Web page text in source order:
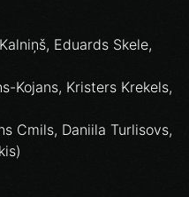
Eduards Skele,
Kojans, Kristers Krekels,
Cmils, Daniila Turlisovs,